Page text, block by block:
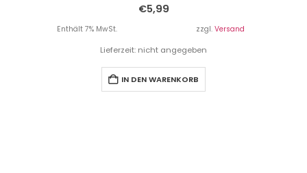
€5,99
Enthält 7% MwSt. zzgl. Versand
Lieferzeit: nicht angegeben
IN DEN WARENKORB